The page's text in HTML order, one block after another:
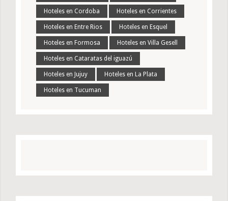
Hoteles en Cordoba Hoteles en Corrientes
Hoteles en Entre Rios Hoteles en Esquel
Hoteles en Formosa Hoteles en Villa Gesell
Hoteles en Cataratas del iguazú
Hoteles en Jujuy Hoteles en La Plata
Hoteles en Tucuman